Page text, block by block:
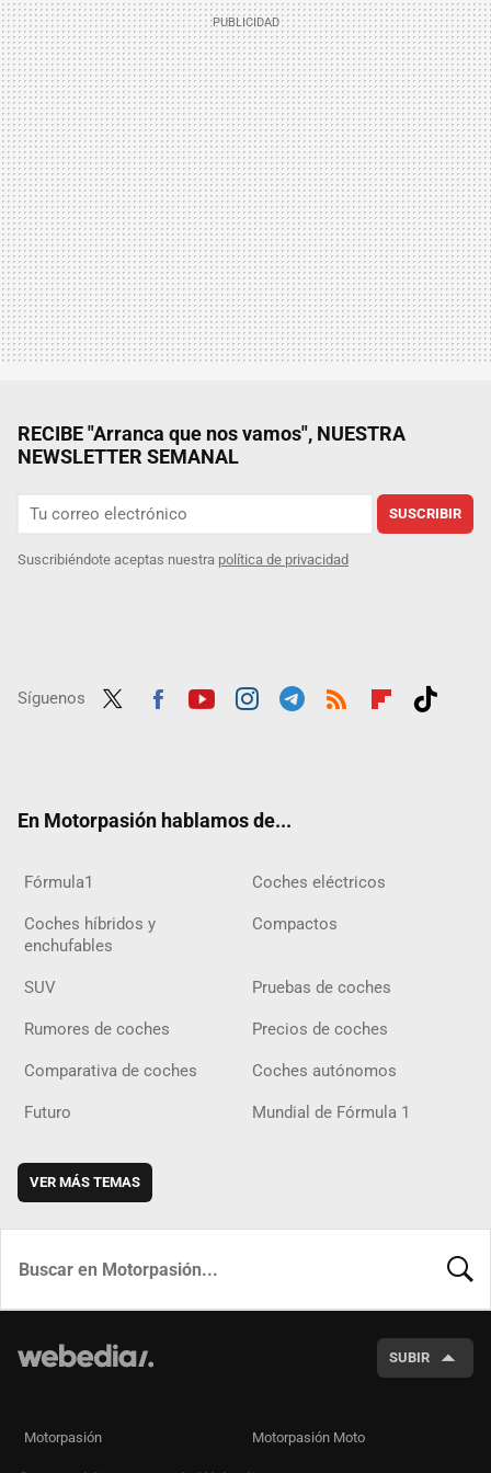
RECIBE "Arranca que nos vamos", NUESTRA
NEWSLETTER SEMANAL
SUSCRIBIR
Suscribiéndote aceptas nuestra política de privacidad
Síguenos
En Motorpasión hablamos de...
Fórmula1 Coches eléctricos
Coches híbridos y
enchufables
Compactos
SUV Pruebas de coches
Rumores de coches Precios de coches
Comparativa de coches Coches autónomos
Futuro Mundial de Fórmula 1
VER MÁS TEMAS
SUBIR
Motorpasión Motorpasión Moto